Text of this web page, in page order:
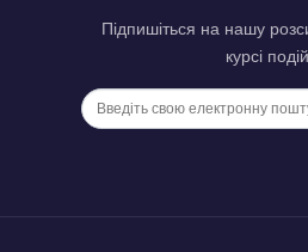
Підпишіться на нашу
курсі подій